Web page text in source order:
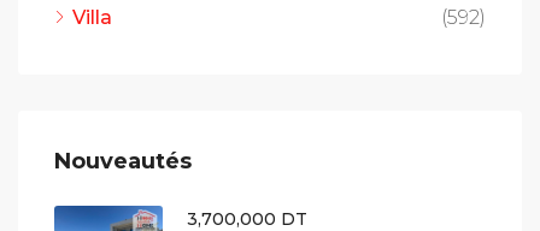
Villa
(592)
Nouveautés
3,700,000 DT